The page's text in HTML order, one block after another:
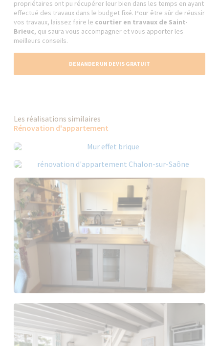
propriétaires ont pu récupérer leur bien dans les temps en ayant
effectué des travaux dans le budget fixé. Pour être sûr de réussir
vos travaux, laissez faire le courtier en travaux de Saint-
Brieuc, qui saura vous accompagner et vous apporter les
meilleurs conseils.
DEMANDER UN DEVIS GRATUIT
Les réalisations similaires
Rénovation d'appartement